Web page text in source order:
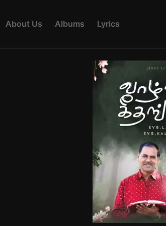
ABOUT US ALBUMS LYRICS